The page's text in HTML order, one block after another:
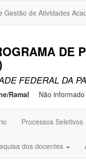
Gestão de Atividades
DE
FEDERAL DA
Ramal Não informado
Processos Seletivos
dos docentes